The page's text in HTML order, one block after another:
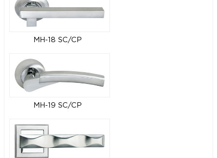
MH-18 SC/CP
MH-19 SC/CP